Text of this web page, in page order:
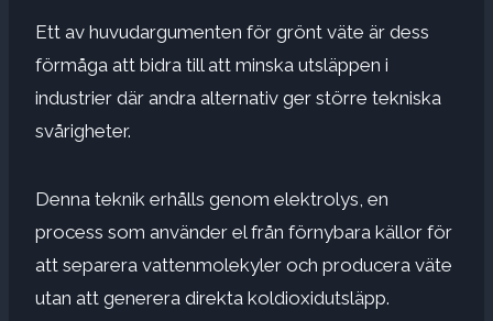
Ett av huvudargumenten för grönt väte är dess
förmåga att bidra till att minska utsläppen i
industrier där andra alternativ ger större tekniska
svårigheter.
Denna teknik erhålls genom elektrolys, en
process som använder el från förnybara källor för
att separera vattenmolekyler och producera väte
utan att generera direkta koldioxidutsläpp.